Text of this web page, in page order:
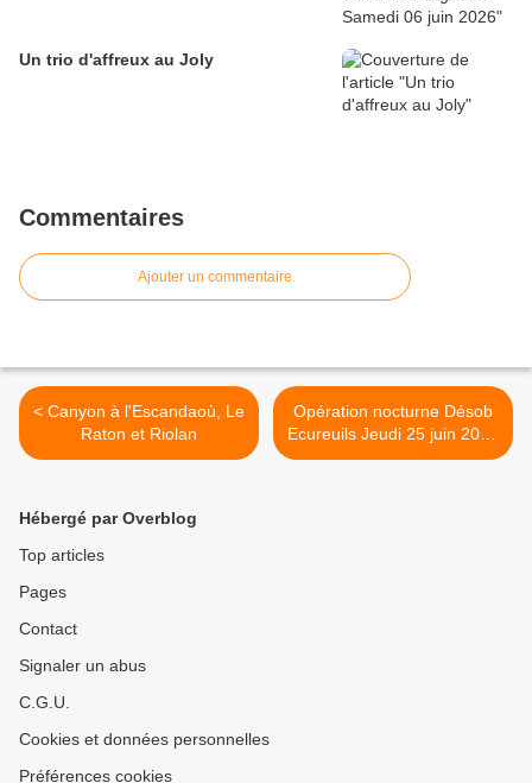
Un trio d'affreux au Joly
Commentaires
Ajouter un commentaire
< Canyon à l'Escandaoù, Le
Raton et Riolan
Opération nocturne Désob
Ecureuils Jeudi 25 juin 2026
>
Hébergé par Overblog
Top articles
Pages
Contact
Signaler un abus
C.G.U.
Cookies et données personnelles
Préférences cookies